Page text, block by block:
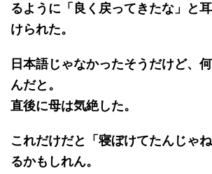
るように「良く戻ってきたな」と
けられた。
日本語じゃなかったそうだけど、
んだと。
直後に母は気絶した。
これだけだと「寝ぼけてたんじゃ
るかもしれん。